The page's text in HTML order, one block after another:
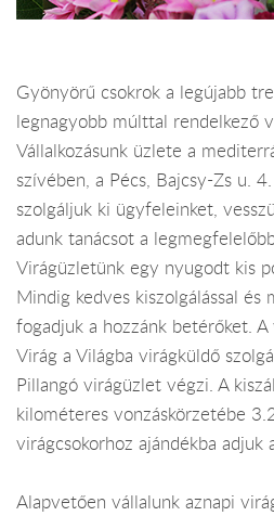
Gyönyörű csokrok a legújabb
legnagyobb múlttal rendelkező
Vállalkozásunk üzlete a
szívében, a Pécs, Bajcsy-Zs u.
szolgáljuk ki ügyfeleinket,
adunk tanácsot a
Virágüzletünk egy nyugodt kis
Mindig kedves kiszolgálással és
fogadjuk a hozzánk betérőket.
Virág a Világba virágküldő
Pillangó virágüzlet végzi. A
kilométeres vonzáskörzetébe
virágcsokorhoz ajándékba adjuk
Alapvetően vállalunk aznapi